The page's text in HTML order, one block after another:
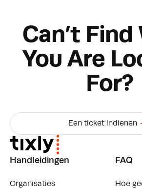
Can’t Find
You Are
For?
Een ticket indienen
Handleidingen
Organisaties
FAQ
Hoe